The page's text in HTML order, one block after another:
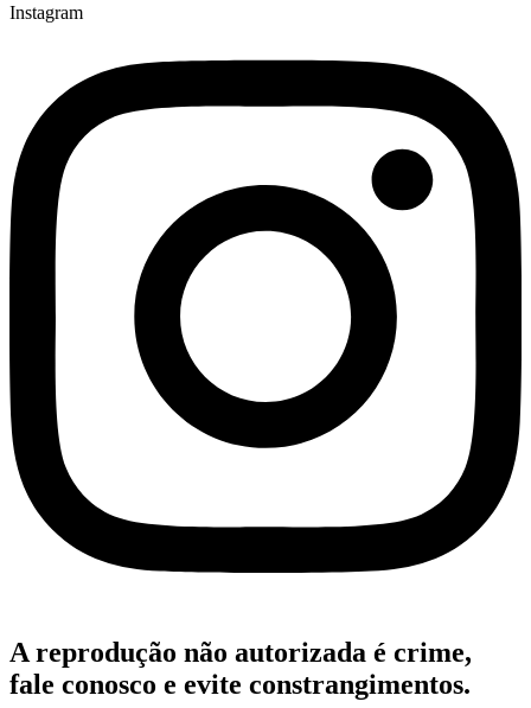
Instagram
A reprodução não autorizada é crime,
fale conosco e evite constrangimentos.